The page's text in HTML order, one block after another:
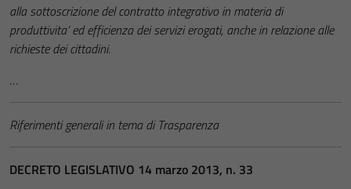
alla sottoscrizione del contratto integrativo in materia di
produttivita’ ed efficienza dei servizi erogati, anche in relazione alle
richieste dei cittadini.
…
Riferimenti generali in tema di Trasparenza
DECRETO LEGISLATIVO 14 marzo 2013, n. 33